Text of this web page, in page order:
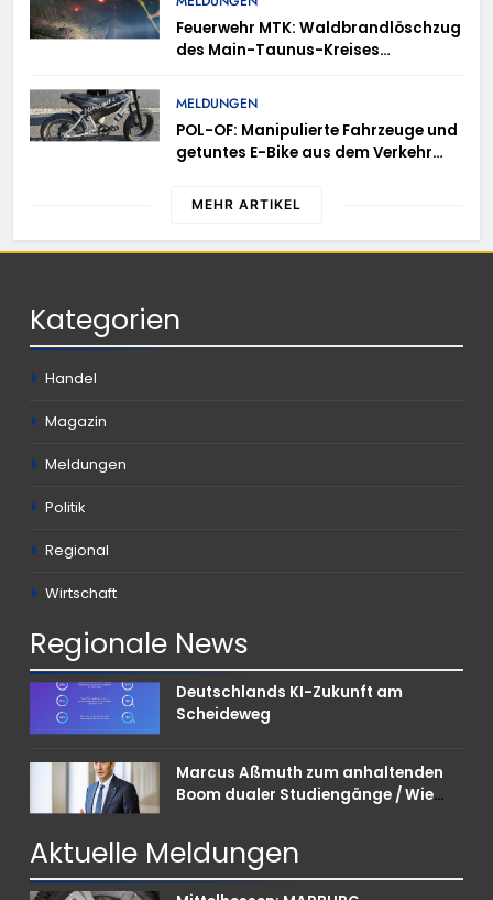
Feuerwehr MTK: Waldbrandlöschzug
des Main-Taunus-Kreises
Rheingau-Taunus-Kreis – Rund 45
schwierigem Gelände die Flanken
des Brandgebietes
MELDUNGEN
POL-OF: Manipulierte Fahrzeuge und
getuntes E-Bike aus dem Verkehr
gleich mehrere Verstöße auf
MEHR ARTIKEL
Kategorien
Handel
Magazin
Meldungen
Politik
Regional
Wirtschaft
Regionale News
Deutschlands KI-Zukunft am
Scheideweg
Marcus Aßmuth zum anhaltenden
Boom dualer Studiengänge / Wie
punkten können
Aktuelle Meldungen